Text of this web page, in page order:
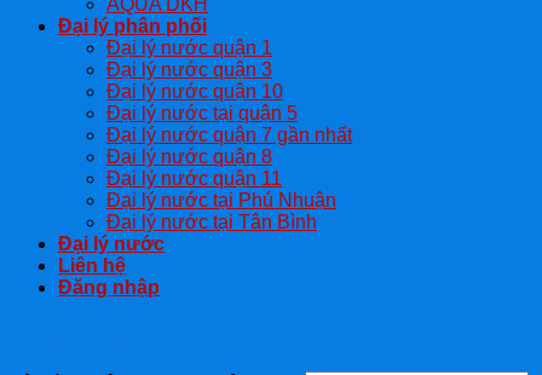
AQUA DKH
Đại lý phân phối
Đại lý nước quận 1
Đại lý nước quận 3
Đại lý nước quận 10
Đại lý nước tại quận 5
Đại lý nước quận 7 gần nhất
Đại lý nước quận 8
Đại lý nước quận 11
Đại lý nước tại Phú Nhuận
Đại lý nước tại Tân Bình
Đại lý nước
Liên hệ
Đăng nhập